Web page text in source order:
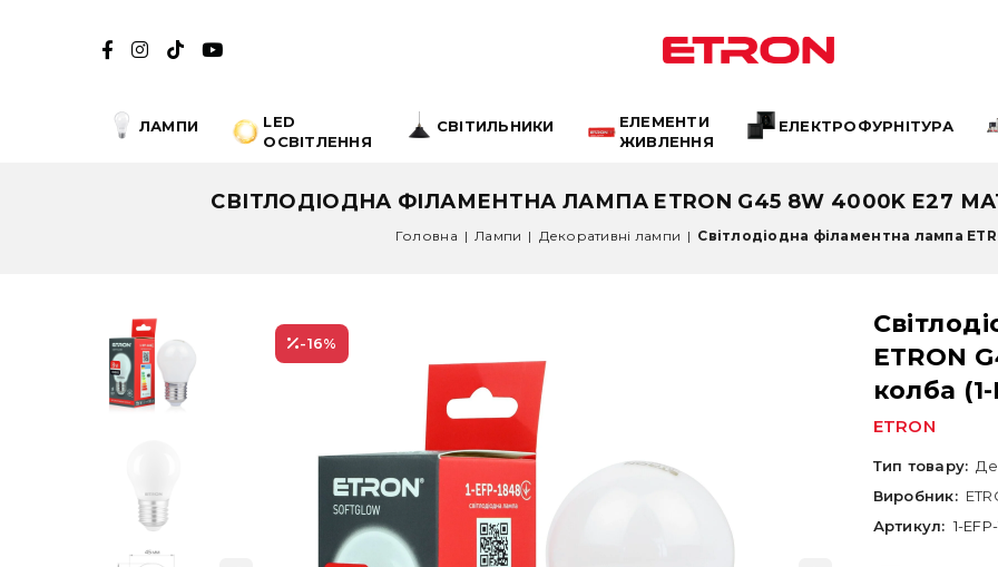
ЛАМПИ
LED
ОСВІТЛЕННЯ
СВІТИЛЬНИКИ
ЕЛЕМЕНТИ
ЖИВЛЕННЯ
ЕЛЕКТРОФУРНІТУРА
СВІТЛОДІОДНА ФІЛАМЕНТНА ЛАМПА ETRON G45 8W 4000K E27
Головна | Лампи | Декоративні лампи | Світлодіодна філаментна лампа
-16%
ETRON
колба
ETRON
Тип товару:
Виробник:
Артикул: 1-